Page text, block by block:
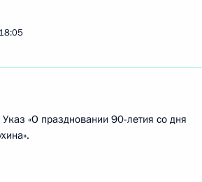
18:05
«О праздновании 90-летия со дня